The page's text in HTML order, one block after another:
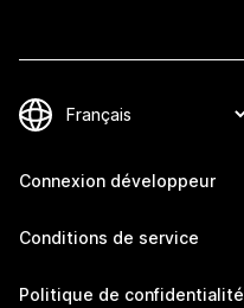
Connexion développeur
Conditions de service
Politique de confidentialité